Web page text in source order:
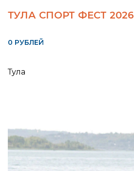
ТУЛА СПОРТ ФЕСТ 2026
0 РУБЛЕЙ
Тула